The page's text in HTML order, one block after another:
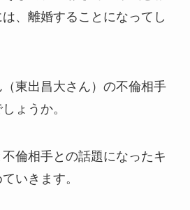
、離婚することになってし
東出昌大さん）の不倫相手
ょうか。
倫相手との話題になったキ
いきます。